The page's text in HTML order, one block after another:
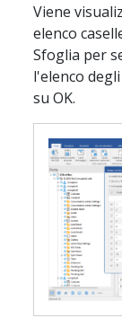
Viene
elenco
Sfoglia per
l'elenco
su OK.